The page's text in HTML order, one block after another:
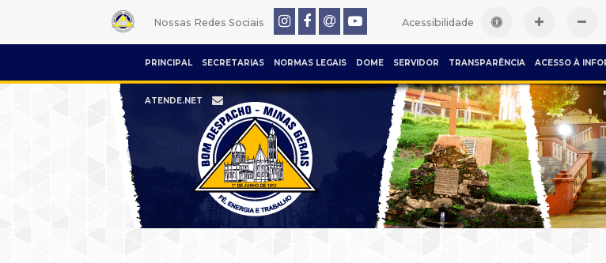
Nossas Redes Sociais Acessibilidade
PRINCIPAL SECRETARIAS NORMAS LEGAIS DOME SERVIDOR TRANSPARÊNCIA ACESSO À
ATENDE.NET